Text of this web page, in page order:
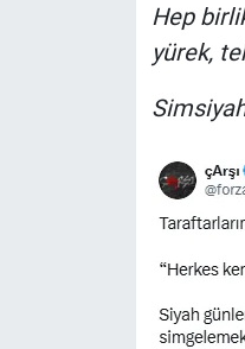
Hep
yürek,
Türkiye'nin
Türkiye'nin
Yerel Gündem